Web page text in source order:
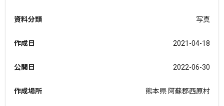
資料分類 写真
作成日 2021-04-18
公開日 2022-06-30
作成場所 熊本県 阿蘇郡西原村